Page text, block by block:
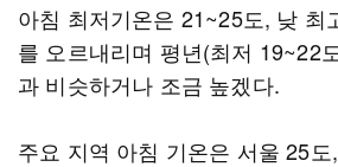
아침 최저기온은 21~25도, 낮 최
를 오르내리며 평년(최저 19~22
과 비슷하거나 조금 높겠다.
주요 지역 아침 기온은 서울 25